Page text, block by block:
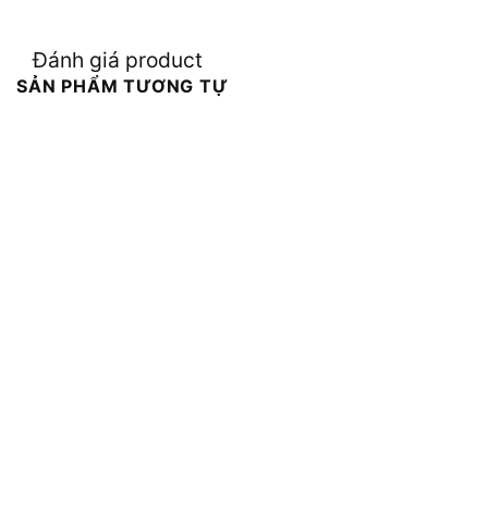
Đánh giá product
SẢN PHẨM TƯƠNG TỰ